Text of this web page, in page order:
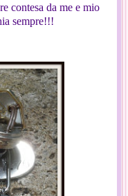
contesa da me e mio
sempre!!!